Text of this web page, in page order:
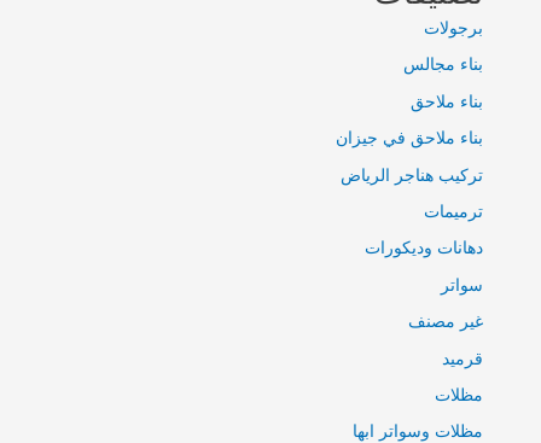
برجولات
بناء مجالس
بناء ملاحق
بناء ملاحق في جيزان
تركيب هناجر الرياض
ترميمات
دهانات وديكورات
سواتر
غير مصنف
قرميد
مظلات
مظلات وسواتر ابها